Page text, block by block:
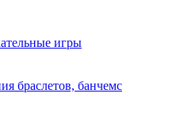
игры
браслетов, банчемс